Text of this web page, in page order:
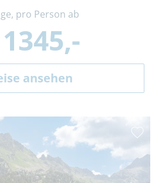
pro Person ab
ansehen